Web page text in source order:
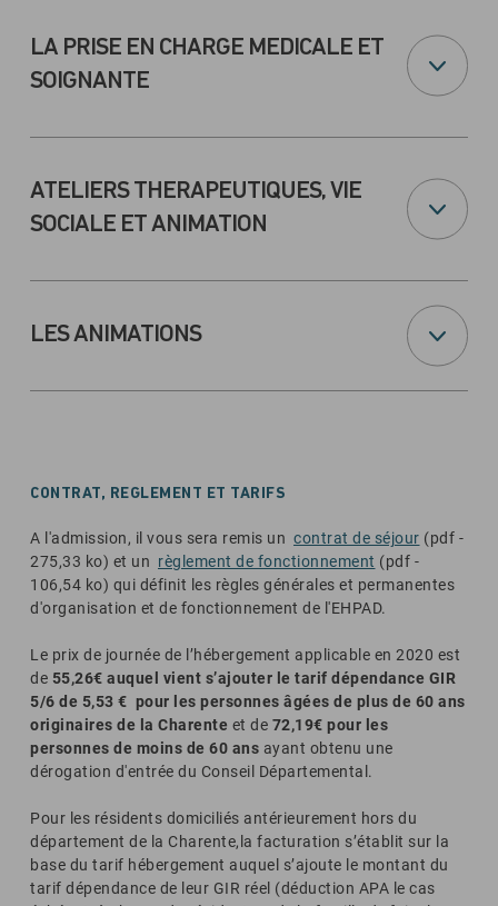
LA PRISE EN CHARGE MEDICALE ET
SOIGNANTE
ATELIERS THERAPEUTIQUES, VIE
SOCIALE ET ANIMATION
LES ANIMATIONS
CONTRAT, REGLEMENT ET TARIFS
A l'admission, il vous sera remis un contrat de séjour (pdf -
275,33 ko) et un règlement de fonctionnement (pdf -
106,54 ko) qui définit les règles générales et permanentes
d'organisation et de fonctionnement de l'EHPAD.
Le prix de journée de l’hébergement applicable en 2020 est
de 55,26€ auquel vient s’ajouter le tarif dépendance GIR
5/6 de 5,53 € pour les personnes âgées de plus de 60 ans
originaires de la Charente et de 72,19€ pour les
personnes de moins de 60 ans ayant obtenu une
dérogation d'entrée du Conseil Départemental.
Pour les résidents domiciliés antérieurement hors du
département de la Charente,la facturation s’établit sur la
base du tarif hébergement auquel s’ajoute le montant du
tarif dépendance de leur GIR réel (déduction APA le cas